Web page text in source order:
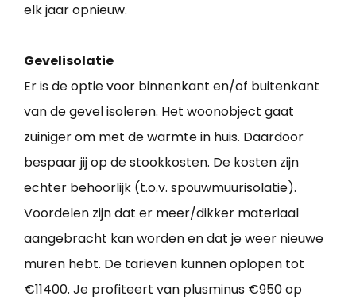
elk jaar opnieuw.
Gevelisolatie
Er is de optie voor binnenkant en/of buitenkant
van de gevel isoleren. Het woonobject gaat
zuiniger om met de warmte in huis. Daardoor
bespaar jij op de stookkosten. De kosten zijn
echter behoorlijk (t.o.v. spouwmuurisolatie).
Voordelen zijn dat er meer/dikker materiaal
aangebracht kan worden en dat je weer nieuwe
muren hebt. De tarieven kunnen oplopen tot
€11400. Je profiteert van plusminus €950 op